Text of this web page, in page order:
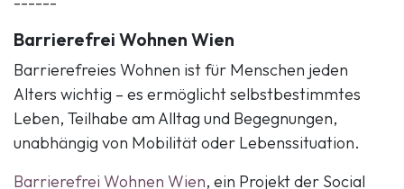
Barrierefrei Wohnen Wien
Barrierefreies Wohnen ist für Menschen jeden
Alters wichtig – es ermöglicht selbstbestimmtes
Leben, Teilhabe am Alltag und Begegnungen,
unabhängig von Mobilität oder Lebenssituation.
Barrierefrei Wohnen Wien, ein Projekt der Social